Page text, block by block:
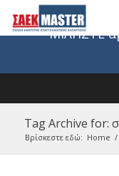
Tag Archive for:
Βρίσκεστε εδώ: Home /
Για
ΜΙΛΗΣΤΕ